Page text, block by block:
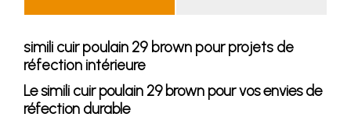
simili cuir poulain 29 brown pour projets de
réfection intérieure
Le simili cuir poulain 29 brown pour vos envies de
réfection durable